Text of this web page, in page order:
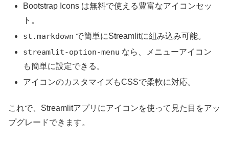
Bootstrap Icons は無料で使える豊富なアイコンセッ
ト。
st.markdown で簡単にStreamlitに組み込み可能。
streamlit-option-menu なら、メニューアイコン
も簡単に設定できる。
アイコンのカスタマイズもCSSで柔軟に対応。
これで、Streamlitアプリにアイコンを使って見た目をアッ
プグレードできます。